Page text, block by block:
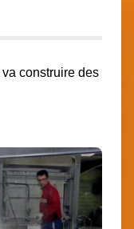
construire des